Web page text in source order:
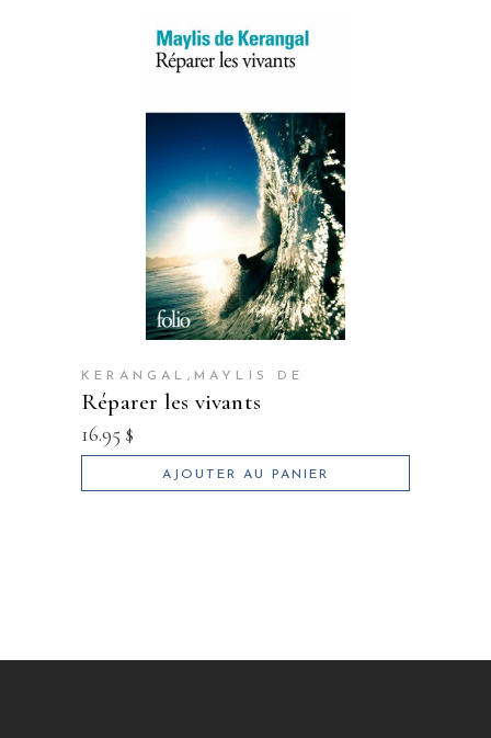
KERANGAL,MAYLIS DE
réparer les vivants
16.95 $
AJOUTER AU PANIER